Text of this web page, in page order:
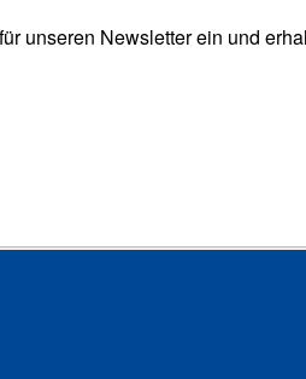
unseren Newsletter ein und